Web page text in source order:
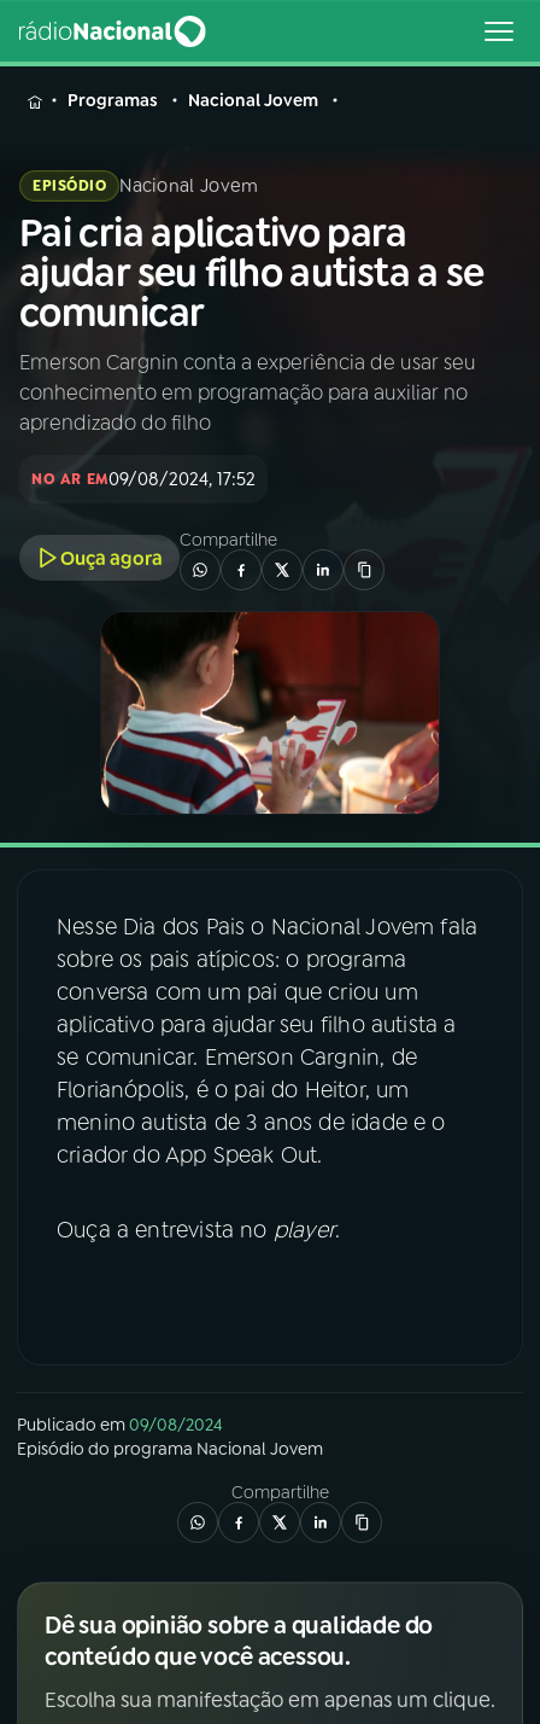
MENU
Buscar
na
Rádio
Nacional
Buscar
AO VIVO
INÍCIO
PROGRAMAS
PODCASTS
VIDEOCASTS
ÚLTIMAS
08FESTIVAL DE MÚSICA
YouTube Facebook
TikTok
Programas Nacional Jovem
EPISÓDIO Nacional Jovem
Pai cria aplicativo para
ajudar seu filho autista a se
comunicar
Emerson Cargnin conta a experiência de usar seu
conhecimento em programação para auxiliar no
aprendizado do filho
NO AR EM09/08/2024, 17:52
Ouça agora
Compartilhe
Nesse Dia dos Pais o Nacional Jovem fala
sobre os pais atípicos: o programa
conversa com um pai que criou um
aplicativo para ajudar seu filho autista a
se comunicar. Emerson Cargnin, de
Florianópolis, é o pai do Heitor, um
menino autista de 3 anos de idade e o
criador do App Speak Out.
Ouça a entrevista no player.
Publicado em09/08/2024
Episódio do programa Nacional Jovem
Compartilhe
Dê sua opinião sobre a qualidade do
conteúdo que você acessou.
Escolha sua manifestação em apenas um clique.